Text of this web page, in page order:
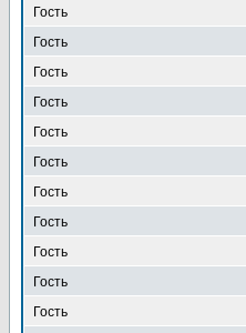
Гость
Гость
Гость
Гость
Гость
Гость
Гость
Гость
Гость
Гость
Гость